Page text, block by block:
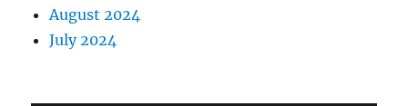
August 2024
July 2024